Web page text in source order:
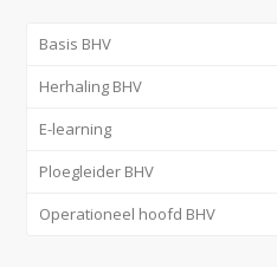
Basis BHV
Herhaling BHV
E-learning
Ploegleider BHV
Operationeel hoofd BHV